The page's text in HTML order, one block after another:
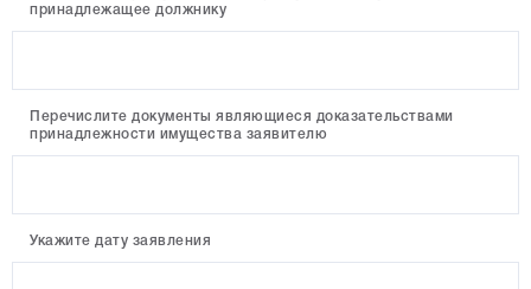
принадлежащее должнику
Перечислите документы являющиеся доказательствами
принадлежности имущества заявителю
Укажите дату заявления